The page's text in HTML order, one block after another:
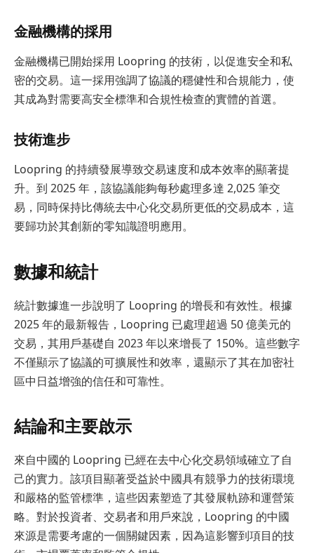
金融機構的採用
金融機構已開始採用 Loopring 的技術，以促進安全和私
密的交易。這一採用強調了協議的穩健性和合規能力，使
其成為對需要高安全標準和合規性檢查的實體的首選。
技術進步
Loopring 的持續發展導致交易速度和成本效率的顯著提
升。到 2025 年，該協議能夠每秒處理多達 2,025 筆交
易，同時保持比傳統去中心化交易所更低的交易成本，這
要歸功於其創新的零知識證明應用。
數據和統計
統計數據進一步說明了 Loopring 的增長和有效性。根據
2025 年的最新報告，Loopring 已處理超過 50 億美元的
交易，其用戶基礎自 2023 年以來增長了 150%。這些數字
不僅顯示了協議的可擴展性和效率，還顯示了其在加密社
區中日益增強的信任和可靠性。
結論和主要啟示
來自中國的 Loopring 已經在去中心化交易領域確立了自
己的實力。該項目顯著受益於中國具有競爭力的技術環境
和嚴格的監管標準，這些因素塑造了其發展軌跡和運營策
略。對於投資者、交易者和用戶來說，Loopring 的中國
來源是需要考慮的一個關鍵因素，因為這影響到項目的技